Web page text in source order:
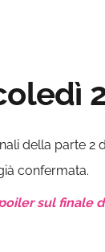
della parte 2
confermata.
sul